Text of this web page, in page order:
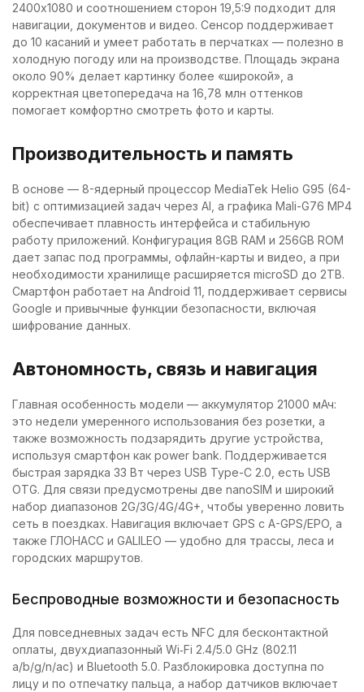
2400х1080 и соотношением сторон 19,5:9 подходит для
навигации, документов и видео. Сенсор поддерживает
до 10 касаний и умеет работать в перчатках — полезно в
холодную погоду или на производстве. Площадь экрана
около 90% делает картинку более «широкой», а
корректная цветопередача на 16,78 млн оттенков
помогает комфортно смотреть фото и карты.
Производительность и память
В основе — 8-ядерный процессор MediaTek Helio G95 (64-
bit) с оптимизацией задач через AI, а графика Mali-G76 MP4
обеспечивает плавность интерфейса и стабильную
работу приложений. Конфигурация 8GB RAM и 256GB ROM
дает запас под программы, офлайн-карты и видео, а при
необходимости хранилище расширяется microSD до 2TB.
Смартфон работает на Android 11, поддерживает сервисы
Google и привычные функции безопасности, включая
шифрование данных.
Автономность, связь и навигация
Главная особенность модели — аккумулятор 21000 мАч:
это недели умеренного использования без розетки, а
также возможность подзарядить другие устройства,
используя смартфон как power bank. Поддерживается
быстрая зарядка 33 Вт через USB Type-C 2.0, есть USB
OTG. Для связи предусмотрены две nanoSIM и широкий
набор диапазонов 2G/3G/4G/4G+, чтобы уверенно ловить
сеть в поездках. Навигация включает GPS с A-GPS/EPO, а
также ГЛОНАСС и GALILEO — удобно для трассы, леса и
городских маршрутов.
Беспроводные возможности и безопасность
Для повседневных задач есть NFC для бесконтактной
оплаты, двухдиапазонный Wi‑Fi 2.4/5.0 GHz (802.11
a/b/g/n/ac) и Bluetooth 5.0. Разблокировка доступна по
лицу и по отпечатку пальца, а набор датчиков включает